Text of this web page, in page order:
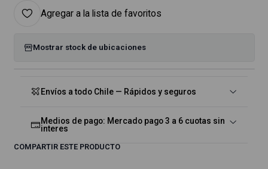
Agregar a la lista de favoritos
Mostrar stock de ubicaciones
Envíos a todo Chile — Rápidos y seguros
Medios de pago: Mercado pago 3 a 6 cuotas sin
interes
COMPARTIR ESTE PRODUCTO